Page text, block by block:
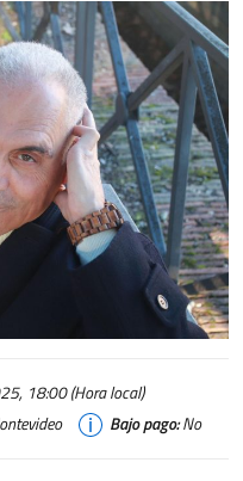
18:00 (Hora local)
Bajo pago:No